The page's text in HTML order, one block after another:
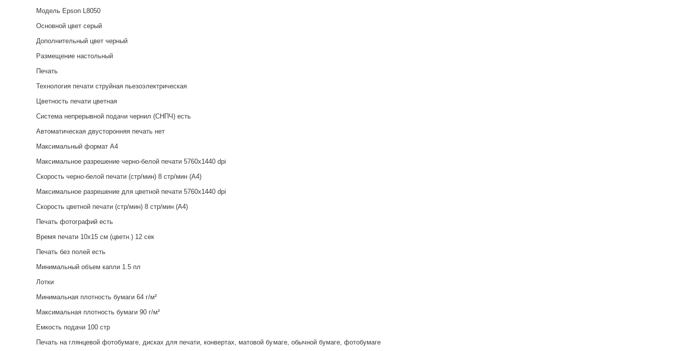
Модель Epson L8050
Основной цвет серый
Дополнительный цвет черный
Размещение настольный
Печать
Технология печати струйная пьезоэлектрическая
Цветность печати цветная
Система непрерывной подачи чернил (СНПЧ) есть
Автоматическая двусторонняя печать нет
Максимальный формат A4
Максимальное разрешение черно-белой печати 5760x1440 dpi
Скорость черно-белой печати (стр/мин) 8 стр/мин (A4)
Максимальное разрешение для цветной печати 5760x1440 dpi
Скорость цветной печати (стр/мин) 8 стр/мин (A4)
Печать фотографий есть
Время печати 10x15 см (цветн.) 12 сек
Печать без полей есть
Минимальный объем капли 1.5 пл
Лотки
Минимальная плотность бумаги 64 г/м²
Максимальная плотность бумаги 90 г/м²
Емкость подачи 100 стр
Печать на глянцевой фотобумаге, дисках для печати, конвертах, матовой бумаге, обычной бумаге, фотобумаге